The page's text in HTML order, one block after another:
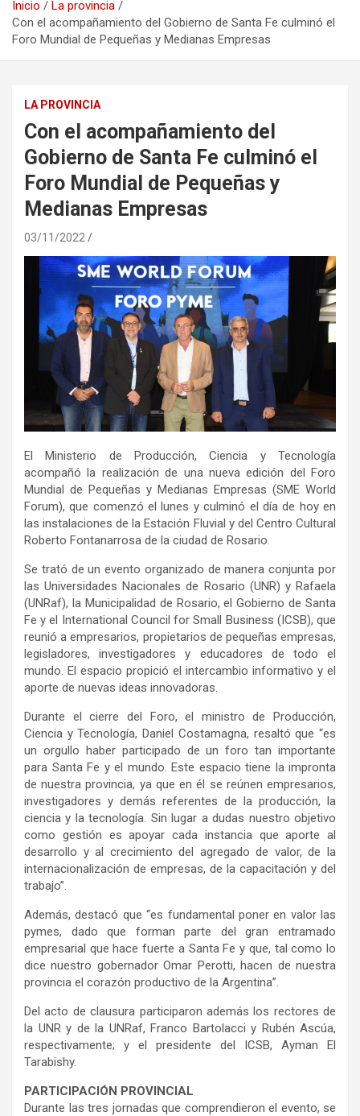
Inicio
La provincia
Con el acompañamiento del Gobierno de Santa Fe culminó el
Foro Mundial de Pequeñas y Medianas Empresas
LA PROVINCIA
Con el acompañamiento del
Gobierno de Santa Fe culminó el
Foro Mundial de Pequeñas y
Medianas Empresas
03/11/2022
El Ministerio de Producción, Ciencia y Tecnología
acompañó la realización de una nueva edición del Foro
Mundial de Pequeñas y Medianas Empresas (SME World
Forum), que comenzó el lunes y culminó el día de hoy en
las instalaciones de la Estación Fluvial y del Centro Cultural
Roberto Fontanarrosa de la ciudad de Rosario.
Se trató de un evento organizado de manera conjunta por
las Universidades Nacionales de Rosario (UNR) y Rafaela
(UNRaf), la Municipalidad de Rosario, el Gobierno de Santa
Fe y el International Council for Small Business (ICSB), que
reunió a empresarios, propietarios de pequeñas empresas,
legisladores, investigadores y educadores de todo el
mundo. El espacio propició el intercambio informativo y el
aporte de nuevas ideas innovadoras.
Durante el cierre del Foro, el ministro de Producción,
Ciencia y Tecnología, Daniel Costamagna, resaltó que “es
un orgullo haber participado de un foro tan importante
para Santa Fe y el mundo. Este espacio tiene la impronta
de nuestra provincia, ya que en él se reúnen empresarios,
investigadores y demás referentes de la producción, la
ciencia y la tecnología. Sin lugar a dudas nuestro objetivo
como gestión es apoyar cada instancia que aporte al
desarrollo y al crecimiento del agregado de valor, de la
internacionalización de empresas, de la capacitación y del
trabajo”.
Además, destacó que “es fundamental poner en valor las
pymes, dado que forman parte del gran entramado
empresarial que hace fuerte a Santa Fe y que, tal como lo
dice nuestro gobernador Omar Perotti, hacen de nuestra
provincia el corazón productivo de la Argentina”.
Del acto de clausura participaron además los rectores de
la UNR y de la UNRaf, Franco Bartolacci y Rubén Ascúa,
respectivamente; y el presidente del ICSB, Ayman El
Tarabishy.
PARTICIPACIÓN PROVINCIAL
Durante las tres jornadas que comprendieron el evento, se